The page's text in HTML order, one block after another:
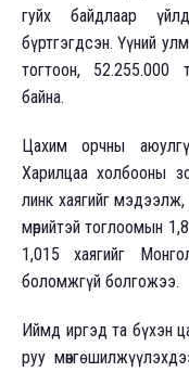
гуйх байдлаар
бүртгэгдсэн. Үүний
тогтоон, 52.255.000
байна.
Цахим орчны
Харилцаа холбооны
линк хаягийг мэдээлж,
мөрийтэй тоглоомын
1,015 хаягийг
боломжгүй болгожээ.
Иймд иргэд та бүхэн
руу мөнгө